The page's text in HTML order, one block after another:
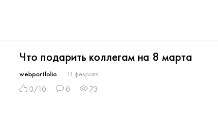
Что подарить коллегам на 8 марта
webportfolio 11 февраля
0/10 0 73